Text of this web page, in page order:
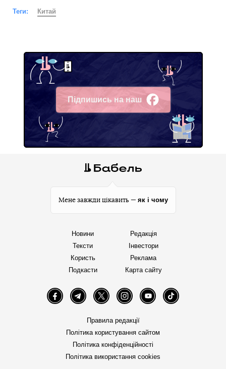
Теги: Китай
Підпишись на наш
Facebook
Мене завжди цікавить — як і чому
Новини
Тексти
Користь
Подкасти
Редакція
Інвестори
Реклама
Карта сайту
FacebookTelegramTwitter InstagramYouTube TikTok
Правила редакції
Політика користування сайтом
Політика конфіденційності
Політика використання cookies